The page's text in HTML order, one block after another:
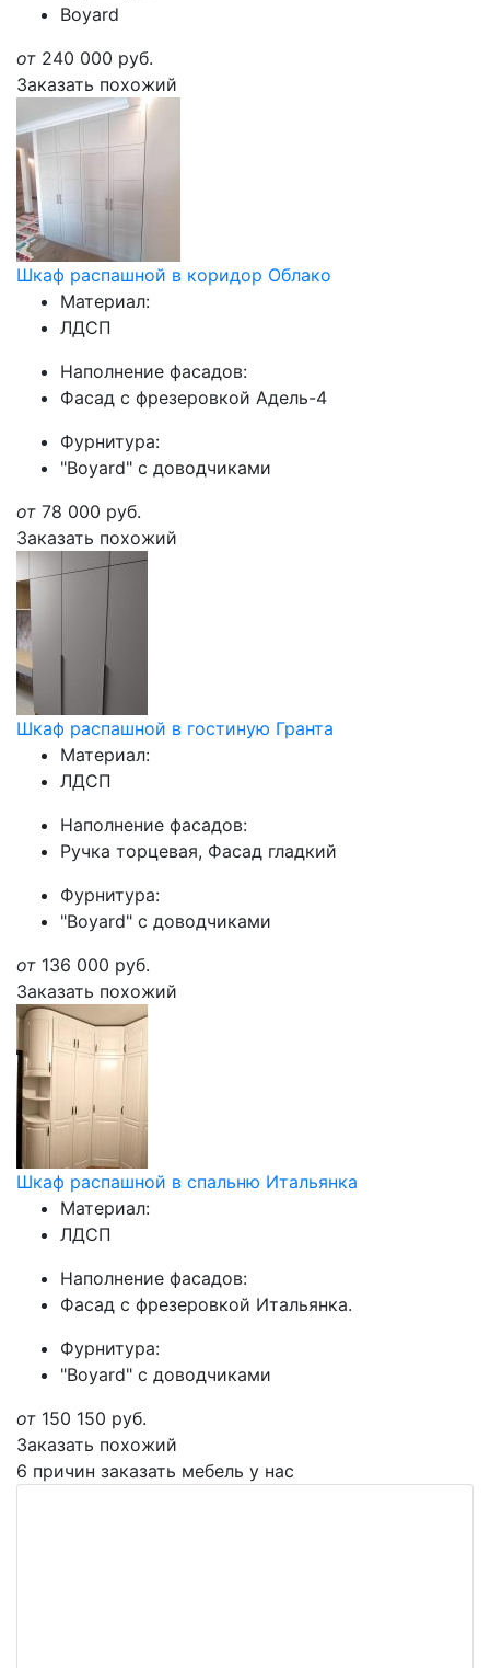
Boyard
от 240 000 руб.
Заказать похожий
Шкаф распашной в коридор Облако
Материал:
ЛДСП
Наполнение фасадов:
Фасад с фрезеровкой Адель-4
Фурнитура:
"Boyard" с доводчиками
от 78 000 руб.
Заказать похожий
Шкаф распашной в гостиную Гранта
Материал:
ЛДСП
Наполнение фасадов:
Ручка торцевая, Фасад гладкий
Фурнитура:
"Boyard" с доводчиками
от 136 000 руб.
Заказать похожий
Шкаф распашной в спальню Итальянка
Материал:
ЛДСП
Наполнение фасадов:
Фасад с фрезеровкой Итальянка.
Фурнитура:
"Boyard" с доводчиками
от 150 150 руб.
Заказать похожий
6 причин заказать мебель у нас